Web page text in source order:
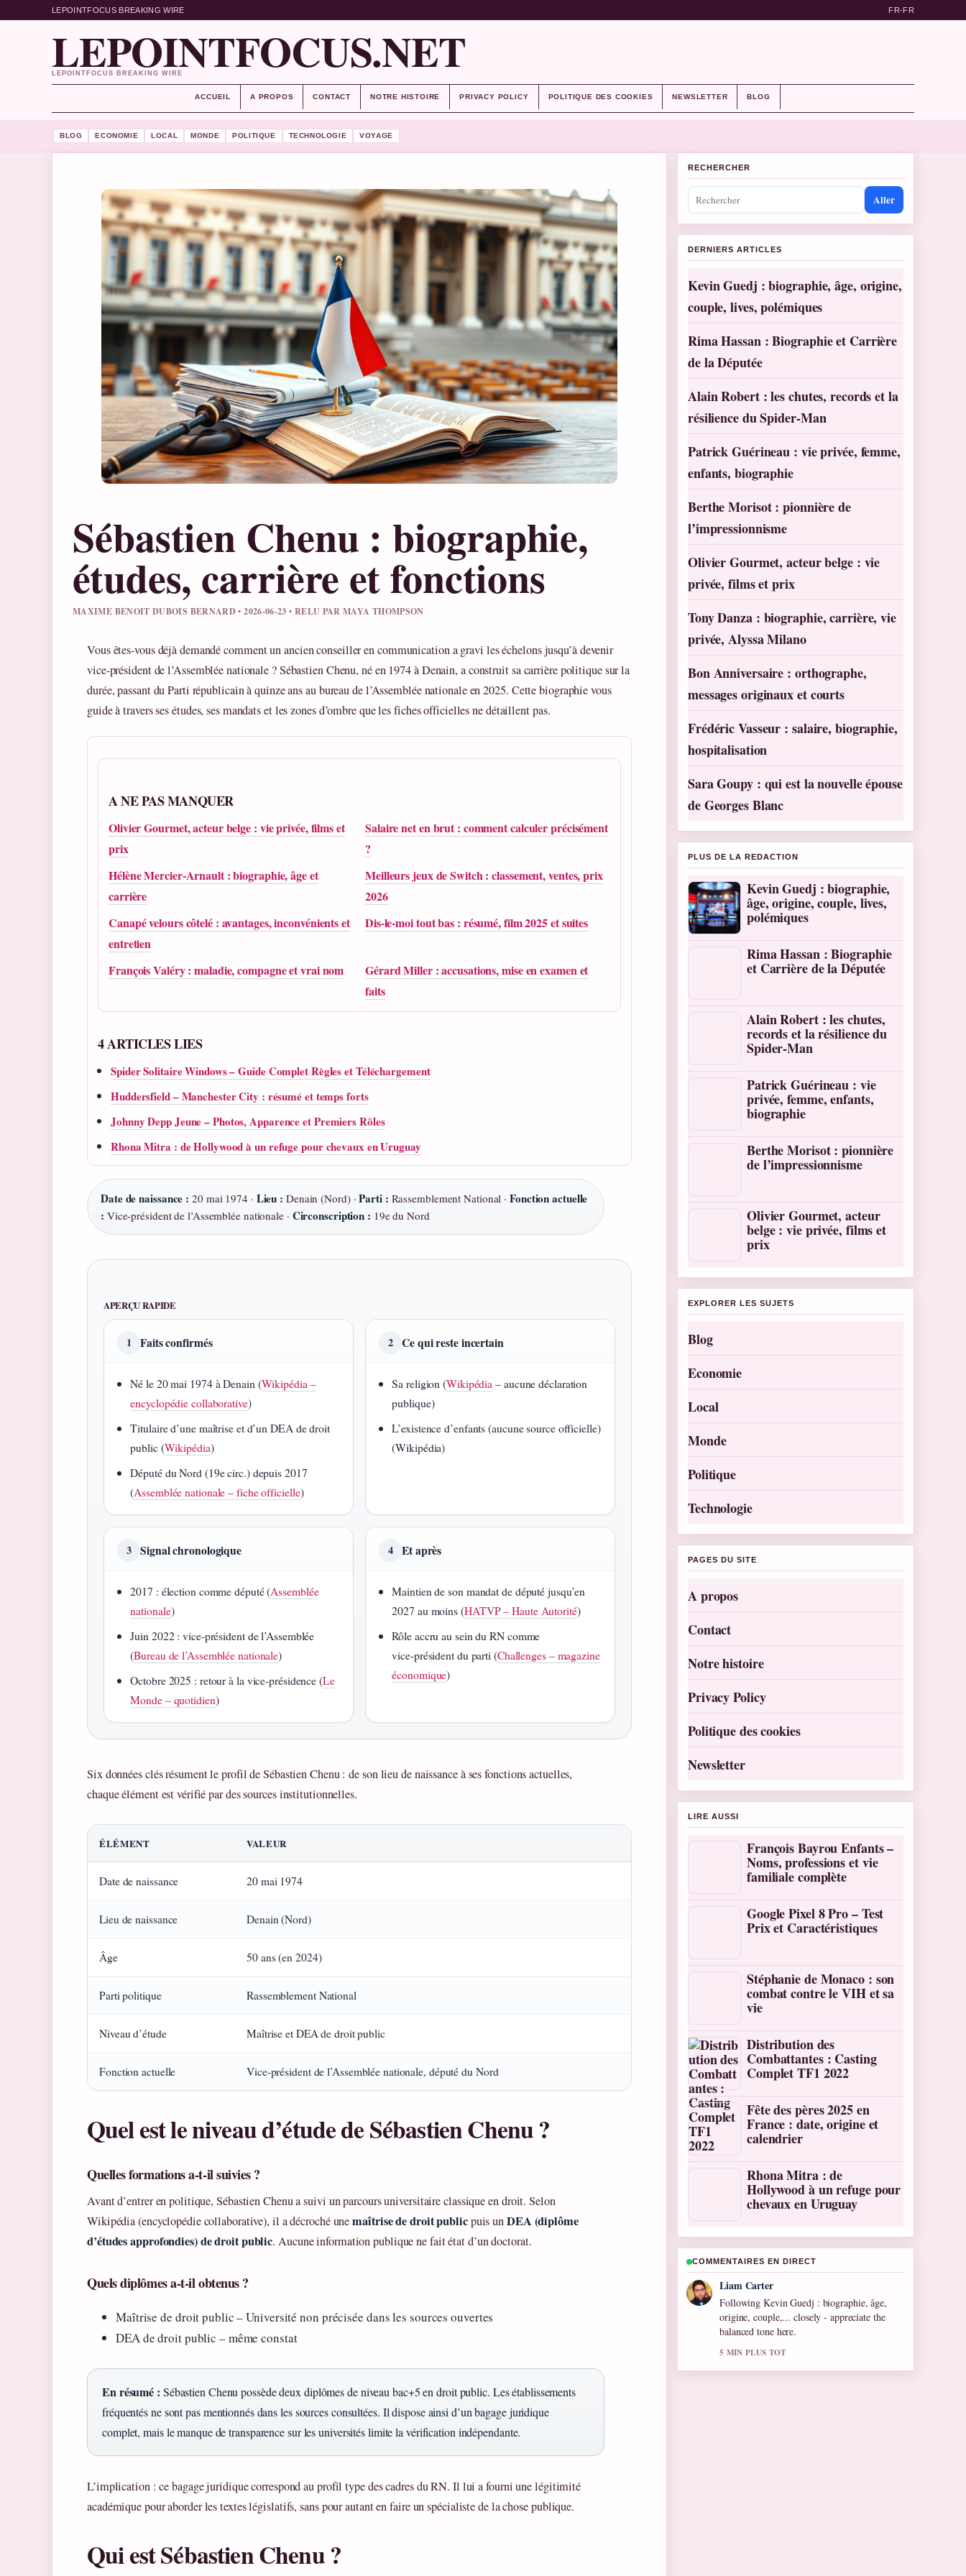
LEPOINTFOCUS BREAKING WIRE FR-FR
LEPOINTFOCUS.NET
LEPOINTFOCUS BREAKING WIRE
ACCUEIL A PROPOS CONTACT NOTRE HISTOIRE PRIVACY POLICY POLITIQUE DES COOKIES NEWSLETTER BLOG
BLOG ECONOMIE LOCAL MONDE POLITIQUE TECHNOLOGIE VOYAGE
Sébastien Chenu : biographie,
études, carrière et fonctions
MAXIME BENOIT DUBOIS BERNARD • 2026-06-23 • RELU PAR MAYA THOMPSON
Vous êtes-vous déjà demandé comment un ancien conseiller en communication a gravi les échelons jusqu’à devenir
vice-président de l’Assemblée nationale ? Sébastien Chenu, né en 1974 à Denain, a construit sa carrière politique sur la
durée, passant du Parti républicain à quinze ans au bureau de l’Assemblée nationale en 2025. Cette biographie vous
guide à travers ses études, ses mandats et les zones d’ombre que les fiches officielles ne détaillent pas.
A NE PAS MANQUER
Olivier Gourmet, acteur belge : vie privée, films et
prix
Salaire net en brut : comment calculer précisément
?
Hélène Mercier-Arnault : biographie, âge et
carrière
Meilleurs jeux de Switch : classement, ventes, prix
2026
Canapé velours côtelé : avantages, inconvénients et
entretien
Dis-le-moi tout bas : résumé, film 2025 et suites
François Valéry : maladie, compagne et vrai nom
Gérard Miller : accusations, mise en examen et
faits
4 ARTICLES LIES
Spider Solitaire Windows – Guide Complet Règles et Téléchargement
Huddersfield – Manchester City : résumé et temps forts
Johnny Depp Jeune – Photos, Apparence et Premiers Rôles
Rhona Mitra : de Hollywood à un refuge pour chevaux en Uruguay
Date de naissance : 20 mai 1974 · Lieu : Denain (Nord) ·Parti : Rassemblement National ·Fonction actuelle
: Vice‑président de l’Assemblée nationale · Circonscription : 19e du Nord
APERÇU RAPIDE
1 Faits confirmés
Né le 20 mai 1974 à Denain (Wikipédia –
encyclopédie collaborative)
Titulaire d’une maîtrise et d’un DEA de droit
public (Wikipédia)
Député du Nord (19e circ.) depuis 2017
(Assemblée nationale – fiche officielle)
2 Ce qui reste incertain
Sa religion (Wikipédia – aucune déclaration
publique)
L’existence d’enfants (aucune source officielle)
(Wikipédia)
3 Signal chronologique
2017 : élection comme député (Assemblée
nationale)
Juin 2022 : vice‑président de l’Assemblée
(Bureau de l’Assemblée nationale)
Octobre 2025 : retour à la vice‑présidence (Le
Monde – quotidien)
4 Et après
Maintien de son mandat de député jusqu’en
2027 au moins (HATVP – Haute Autorité)
Rôle accru au sein du RN comme
vice‑président du parti (Challenges – magazine
économique)
Six données clés résument le profil de Sébastien Chenu : de son lieu de naissance à ses fonctions actuelles,
chaque élément est vérifié par des sources institutionnelles.
ÉLÉMENT VALEUR
Date de naissance 20 mai 1974
Lieu de naissance Denain (Nord)
Âge 50 ans (en 2024)
Parti politique Rassemblement National
Niveau d’étude Maîtrise et DEA de droit public
Fonction actuelle Vice‑président de l’Assemblée nationale, député du Nord
Quel est le niveau d’étude de Sébastien Chenu ?
Quelles formations a‑t‑il suivies ?
Avant d’entrer en politique, Sébastien Chenu a suivi un parcours universitaire classique en droit. Selon
Wikipédia (encyclopédie collaborative), il a décroché unemaîtrise de droit publicpuis unDEA (diplôme
d’études approfondies) de droit public. Aucune information publique ne fait état d’un doctorat.
Quels diplômes a‑t‑il obtenus ?
Maîtrise de droit public – Université non précisée dans les sources ouvertes
DEA de droit public – même constat
En résumé : Sébastien Chenu possède deux diplômes de niveau bac+5 en droit public. Les établissements
fréquentés ne sont pas mentionnés dans les sources consultées. Il dispose ainsi d’un bagage juridique
complet, mais le manque de transparence sur les universités limite la vérification indépendante.
L’implication : ce bagage juridique correspond au profil type des cadres du RN. Il lui a fourni une légitimité
académique pour aborder les textes législatifs, sans pour autant en faire un spécialiste de la chose publique.
Qui est Sébastien Chenu ?
RECHERCHER
Aller
DERNIERS ARTICLES
Kevin Guedj : biographie, âge, origine,
couple, lives, polémiques
Rima Hassan : Biographie et Carrière
de la Députée
Alain Robert : les chutes, records et la
résilience du Spider-Man
Patrick Guérineau : vie privée, femme,
enfants, biographie
Berthe Morisot : pionnière de
l’impressionnisme
Olivier Gourmet, acteur belge : vie
privée, films et prix
Tony Danza : biographie, carrière, vie
privée, Alyssa Milano
Bon Anniversaire : orthographe,
messages originaux et courts
Frédéric Vasseur : salaire, biographie,
hospitalisation
Sara Goupy : qui est la nouvelle épouse
de Georges Blanc
PLUS DE LA REDACTION
Kevin Guedj : biographie,
âge, origine, couple, lives,
polémiques
Rima Hassan : Biographie
et Carrière de la Députée
Alain Robert : les chutes,
records et la résilience du
Spider-Man
Patrick Guérineau : vie
privée, femme, enfants,
biographie
Berthe Morisot : pionnière
de l’impressionnisme
Olivier Gourmet, acteur
belge : vie privée, films et
prix
EXPLORER LES SUJETS
Blog
Economie
Local
Monde
Politique
Technologie
PAGES DU SITE
A propos
Contact
Notre histoire
Privacy Policy
Politique des cookies
Newsletter
LIRE AUSSI
François Bayrou Enfants –
Noms, professions et vie
familiale complète
Google Pixel 8 Pro – Test
Prix et Caractéristiques
Stéphanie de Monaco : son
combat contre le VIH et sa
vie
Distribution des
Combattantes : Casting
Complet TF1 2022
Fête des pères 2025 en
France : date, origine et
calendrier
Rhona Mitra : de
Hollywood à un refuge pour
chevaux en Uruguay
COMMENTAIRES EN DIRECT
Maja Eriksson
Useful context on Rima Hassan : Biographie
et Carrière de.... Please keep this live thread
updated.
7 MIN PLUS TOT